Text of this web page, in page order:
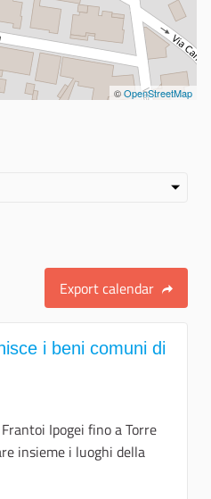
©OpenStreetMap
Export calendar
i beni comuni di
Ipogei fino a Torre
insieme i luoghi della